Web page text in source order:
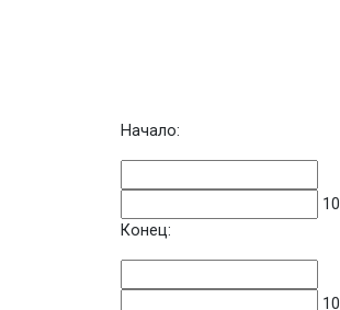
Начало:
10
Конец:
10